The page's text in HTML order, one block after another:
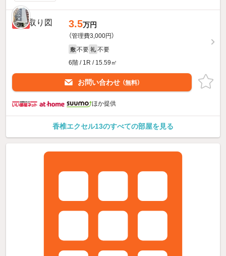
新着 3.5万円
（管理費3,000円）
敷 不要 礼 不要
6階 / 1R / 15.59㎡
お問い合わせ （無料）
ほか提供
香椎エクセル13のすべての部屋を見る